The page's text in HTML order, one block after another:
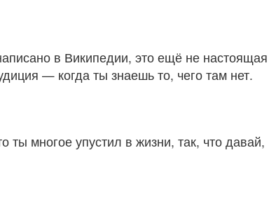
в Википедии, это ещё не настоящая
— когда ты знаешь то, чего там нет.
многое упустил в жизни, так, что давай,